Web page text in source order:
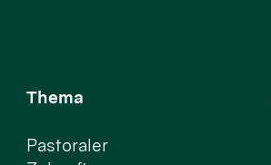
Thema
Pastoraler